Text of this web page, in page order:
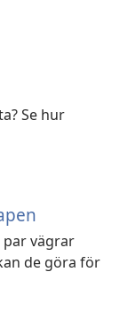
Se hur
vägrar
de göra för